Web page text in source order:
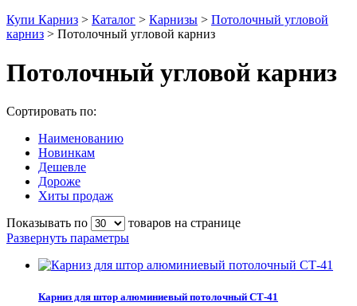
Купи Карниз > Каталог > Карнизы > Потолочный угловой
карниз > Потолочный угловой карниз
Потолочный угловой карниз
Сортировать по:
Наименованию
Новинкам
Дешевле
Дороже
Хиты продаж
Показывать по
товаров на странице
Развернуть параметры
Карниз для штор алюминиевый потолочный СТ-41